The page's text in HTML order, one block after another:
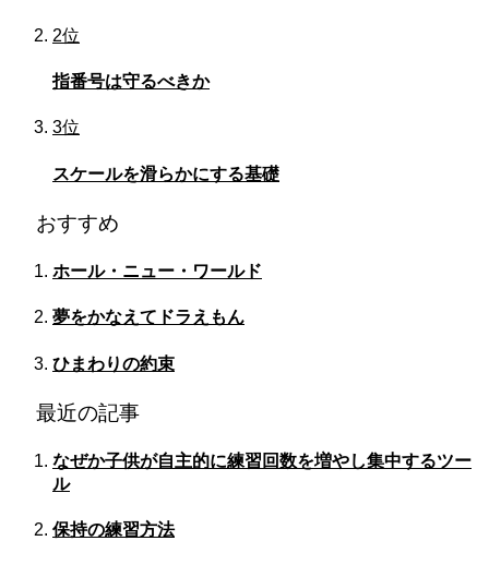
2位
指番号は守るべきか
3位
スケールを滑らかにする基礎
おすすめ
ホール・ニュー・ワールド
夢をかなえてドラえもん
ひまわりの約束
最近の記事
なぜか子供が自主的に練習回数を増やし集中するツー
ル
保持の練習方法